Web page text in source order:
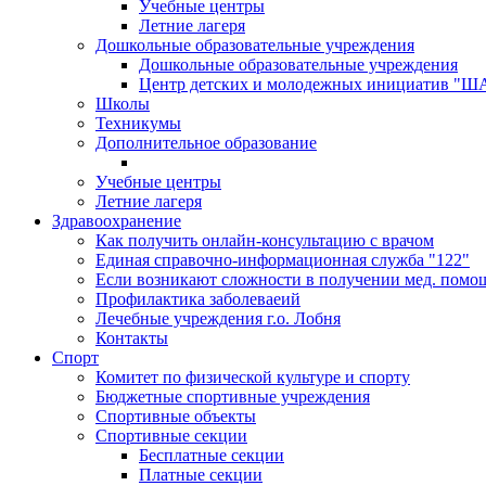
Учебные центры
Летние лагеря
Дошкольные образовательные учреждения
Дошкольные образовательные учреждения
Центр детских и молодежных инициатив
Школы
Техникумы
Дополнительное образование
Учебные центры
Летние лагеря
Здравоохранение
Как получить онлайн-консультацию с врачом
Единая справочно-информационная служба "122"
Если возникают сложности в получении мед.
Профилактика заболеваеий
Лечебные учреждения г.о. Лобня
Контакты
Спорт
Комитет по физической культуре и спорту
Бюджетные спортивные учреждения
Спортивные объекты
Спортивные секции
Бесплатные секции
Платные секции